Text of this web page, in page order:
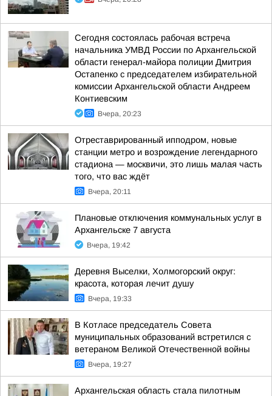
Сегодня состоялась рабочая встреча
начальника УМВД России по Архангельской
области генерал-майора полиции Дмитрия
Остапенко с председателем избирательной
комиссии Архангельской области Андреем
Контиевским
Вчера, 20:23
Отреставрированный ипподром, новые
станции метро и возрождение легендарного
стадиона — москвичи, это лишь малая часть
того, что вас ждёт
Вчера, 20:11
Плановые отключения коммунальных услуг в
Архангельске 7 августа
Вчера, 19:42
Деревня Выселки, Холмогорский округ:
красота, которая лечит душу
Вчера, 19:33
В Котласе председатель Совета
муниципальных образований встретился с
ветераном Великой Отечественной войны
Вчера, 19:27
Архангельская область стала пилотным